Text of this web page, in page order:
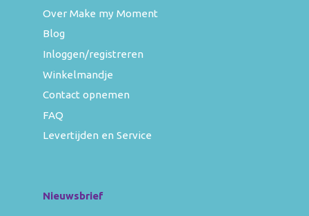
Over Make my Moment
Blog
Inloggen/registreren
Winkelmandje
Contact opnemen
FAQ
Levertijden en Service
Nieuwsbrief